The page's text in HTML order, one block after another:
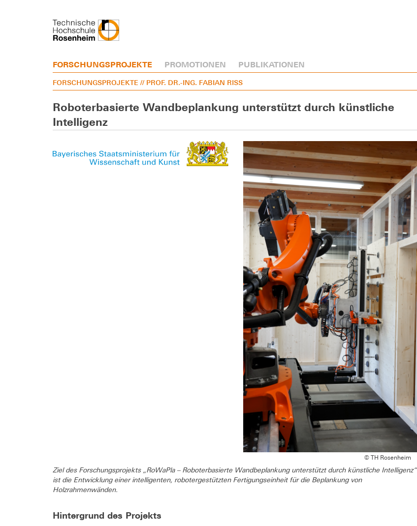
FORSCHUNGSPROJEKTE PROMOTIONEN PUBLIKATIONEN
FORSCHUNGSPROJEKTE // PROF. DR.-ING. FABIAN RISS
Roboterbasierte Wandbeplankung unterstützt durch künstliche
Intelligenz
© TH Rosenheim
Ziel des Forschungsprojekts „RoWaPla – Roboterbasierte Wandbeplankung unterstützt durch künstliche Intelligenz“
ist die Entwicklung einer intelligenten, robotergestützten Fertigungseinheit für die Beplankung von
Holzrahmenwänden.
Hintergrund des Projekts